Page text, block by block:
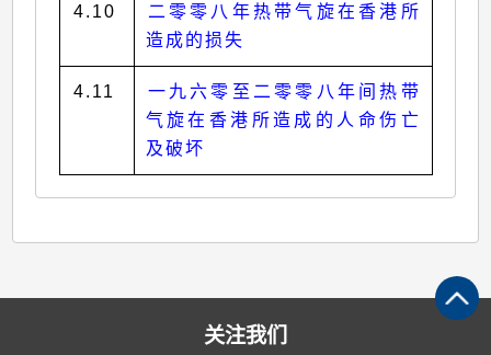
4.10
二零零八年热带气旋在香港所
造成的损失
4.11
一九六零至二零零八年间热带
气旋在香港所造成的人命伤亡
及破坏
关注我们